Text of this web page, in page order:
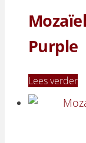
Purple
Lees verder